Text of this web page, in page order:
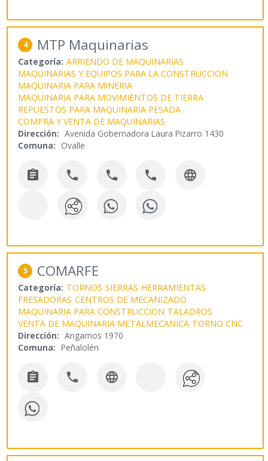
4 MTP Maquinarias
Categoría: ARRIENDO DE MAQUINARIAS
MAQUINARIAS Y EQUIPOS PARA LA CONSTRUCCION
MAQUINARIA PARA MINERIA
MAQUINARIA PARA MOVIMIENTOS DE TIERRA
REPUESTOS PARA MAQUINARIA PESADA
COMPRA Y VENTA DE MAQUINARIAS
Dirección: Avenida Gobernadora Laura Pizarro 1430
Comuna: Ovalle
    
5 COMARFE
Categoría: TORNOS SIERRAS HERRAMIENTAS
FRESADORAS CENTROS DE MECANIZADO
MAQUINARIA PARA CONSTRUCCION TALADROS
VENTA DE MAQUINARIA METALMECANICA TORNO CNC
Dirección: Angamos 1970
Comuna: Peñalolén
  